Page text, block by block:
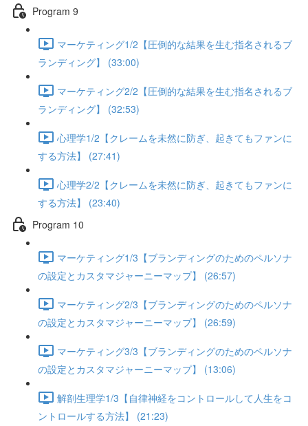
Program 9
マーケティング1/2【圧倒的な結果を生む指名されるブ
ランディング】 (33:00)
マーケティング2/2【圧倒的な結果を生む指名されるブ
ランディング】 (32:53)
心理学1/2【クレームを未然に防ぎ、起きてもファンに
する方法】 (27:41)
心理学2/2【クレームを未然に防ぎ、起きてもファンに
する方法】 (23:40)
Program 10
マーケティング1/3【ブランディングのためのペルソナ
の設定とカスタマジャーニーマップ】 (26:57)
マーケティング2/3【ブランディングのためのペルソナ
の設定とカスタマジャーニーマップ】 (26:59)
マーケティング3/3【ブランディングのためのペルソナ
の設定とカスタマジャーニーマップ】 (13:06)
解剖生理学1/3【自律神経をコントロールして人生をコ
ントロールする方法】 (21:23)